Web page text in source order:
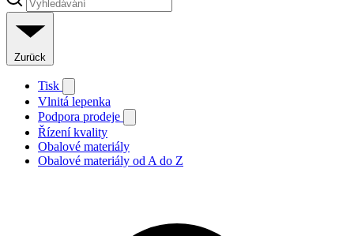
Zurück
Tisk
Vlnitá lepenka
Podpora prodeje
Řízení kvality
Obalové materiály
Obalové materiály od A do Z